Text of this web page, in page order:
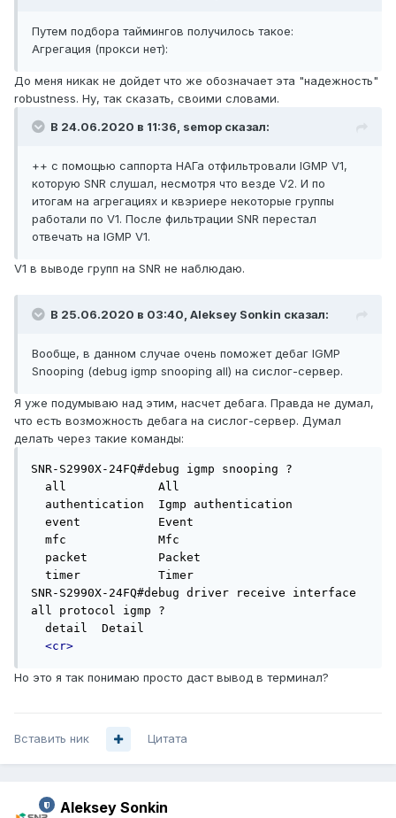
Путем подбора таймингов получилось такое:
Агрегация (прокси нет):
До меня никак не дойдет что же обозначает эта "надежность"
robustness. Ну, так сказать, своими словами.
В 24.06.2020 в 11:36, semop сказал:
++ с помощью саппорта НАГа отфильтровали IGMP V1,
которую SNR слушал, несмотря что везде V2. И по
итогам на агрегациях и квэриере некоторые группы
работали по V1. После фильтрации SNR перестал
отвечать на IGMP V1.
V1 в выводе групп на SNR не наблюдаю.
В 25.06.2020 в 03:40, Aleksey Sonkin сказал:
Вообще, в данном случае очень поможет дебаг IGMP
Snooping (debug igmp snooping all) на сислог-сервер.
Я уже подумываю над этим, насчет дебага. Правда не думал,
что есть возможность дебага на сислог-сервер. Думал
делать через такие команды:
SNR-S2990X-24FQ#debug igmp snooping ?
SNR-S2990X-24FQ#debug driver receive interface
all protocol igmp ?
<cr>
Но это я так понимаю просто даст вывод в терминал?
Вставить ник Цитата
Aleksey Sonkin